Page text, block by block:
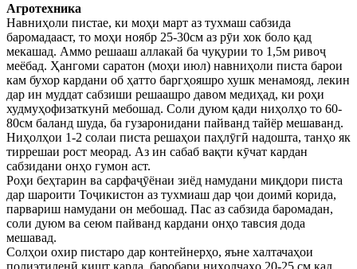
Агротехника
Навниҳоли пистае, ки моҳи март аз тухмаш сабзида
баромадааст, то моҳи ноябр 25-30см аз рӯи хок боло қад
мекашад. Аммо решааш аллакай ба чуқурии то 1,5м ривоҷ
меёбад. Ҳангоми саратон (моҳи июл) навниҳоли писта барои
кам бухор кардани об ҳатто баргҳояшро хушк менамояд, лекин
дар ин муддат сабзиши решаашро давом медиҳад, ки роҳи
худмуҳофизаткунӣ мебошад. Соли дуюм қади ниҳолҳо то 60-
80см баланд шуда, ба гузаронидани пайванд тайёр мешаванд.
Ниҳолҳои 1-2 солаи писта решаҳои паҳлӯгӣ надошта, танҳо як
тиррешаи рост меорад. Аз ин сабаб вақти кӯчат кардан
сабзидани онҳо гумон аст.
Роҳи беҳтарин ва сарфаҷӯёнаи зиёд намудани миқдори писта
дар шароити Тоҷикистон аз тухмиаш дар ҷои доимӣ корида,
парвариш намудани он мебошад. Пас аз сабзида баромадан,
соли дуюм ва сеюм пайванд кардани онҳо тавсия дода
мешавад.
Солҳои охир пистаро дар контейнерҳо, яъне халтачаҳои
полиэтиленӣ кишт карда, баробари ниҳолчаҳо 20-25 см қад